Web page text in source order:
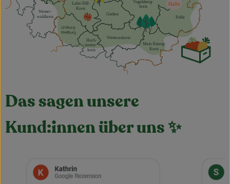
Das sagen unsere
Kund:innen über uns ✨